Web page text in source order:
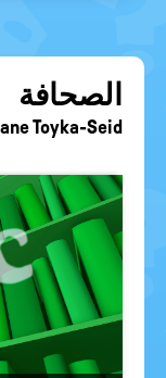
الصحافة
Toyka-Seid